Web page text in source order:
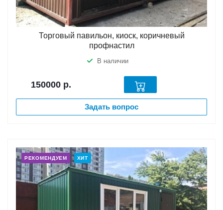
Торговый павильон, киоск, коричневый
профнастил
В наличии
150000 р.
Задать вопрос
РЕКОМЕНДУЕМ ХИТ